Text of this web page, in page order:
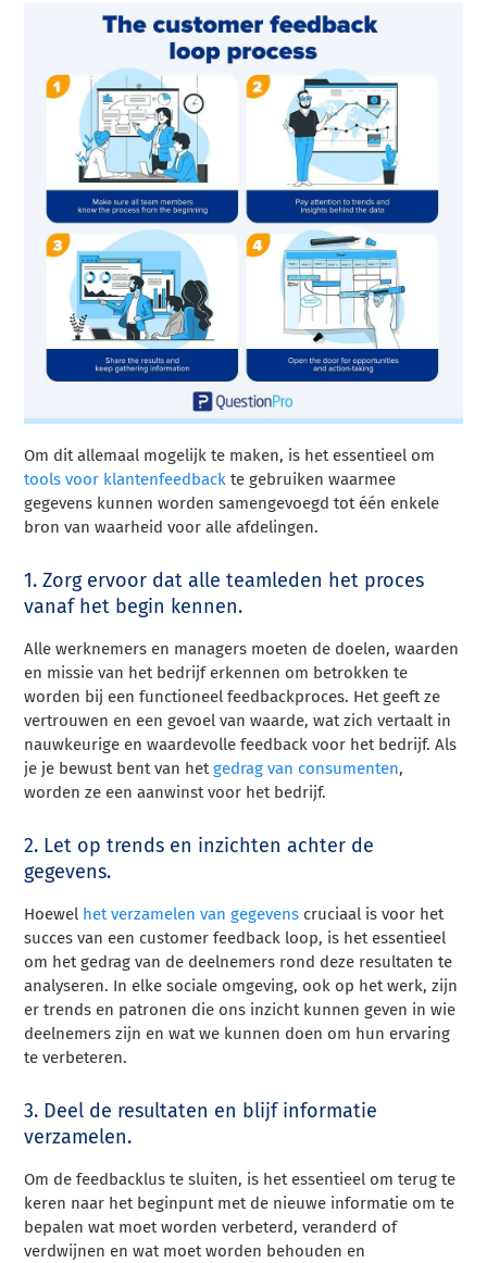
Om dit allemaal mogelijk te maken, is het essentieel om
tools voor klantenfeedback te gebruiken waarmee
gegevens kunnen worden samengevoegd tot één enkele
bron van waarheid voor alle afdelingen.
1. Zorg ervoor dat alle teamleden het proces
vanaf het begin kennen.
Alle werknemers en managers moeten de doelen, waarden
en missie van het bedrijf erkennen om betrokken te
worden bij een functioneel feedbackproces. Het geeft ze
vertrouwen en een gevoel van waarde, wat zich vertaalt in
nauwkeurige en waardevolle feedback voor het bedrijf. Als
je je bewust bent van hetgedrag van consumenten,
worden ze een aanwinst voor het bedrijf.
2. Let op trends en inzichten achter de
gegevens.
Hoewel het verzamelen van gegevens cruciaal is voor het
succes van een customer feedback loop, is het essentieel
om het gedrag van de deelnemers rond deze resultaten te
analyseren. In elke sociale omgeving, ook op het werk, zijn
er trends en patronen die ons inzicht kunnen geven in wie
deelnemers zijn en wat we kunnen doen om hun ervaring
te verbeteren.
3. Deel de resultaten en blijf informatie
verzamelen.
Om de feedbacklus te sluiten, is het essentieel om terug te
keren naar het beginpunt met de nieuwe informatie om te
bepalen wat moet worden verbeterd, veranderd of
verdwijnen en wat moet worden behouden en